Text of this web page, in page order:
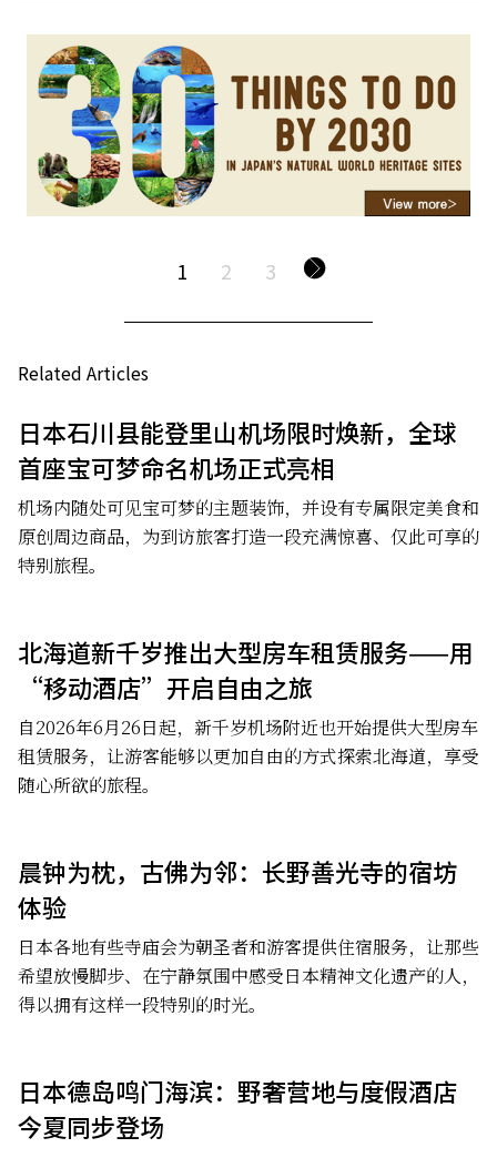
1 2 3
Related Articles
日本石川县能登里山机场限时焕新，全球
首座宝可梦命名机场正式亮相
机场内随处可见宝可梦的主题装饰，并设有专属限定美食和
原创周边商品，为到访旅客打造一段充满惊喜、仅此可享的
特别旅程。
北海道新千岁推出大型房车租赁服务——用
“移动酒店”开启自由之旅
自2026年6月26日起，新千岁机场附近也开始提供大型房车
租赁服务，让游客能够以更加自由的方式探索北海道，享受
随心所欲的旅程。
晨钟为枕，古佛为邻：长野善光寺的宿坊
体验
日本各地有些寺庙会为朝圣者和游客提供住宿服务，让那些
希望放慢脚步、在宁静氛围中感受日本精神文化遗产的人，
得以拥有这样一段特别的时光。
日本德岛鸣门海滨：野奢营地与度假酒店
今夏同步登场